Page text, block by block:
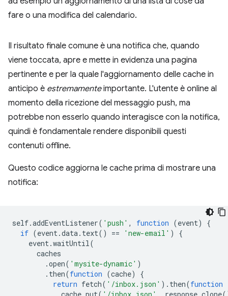
fare o una modifica del calendario.
Il risultato finale comune è una notifica che, quando
viene toccata, apre e mette in evidenza una pagina
pertinente e per la quale l'aggiornamento delle cache in
anticipo è estremamenteimportante. L'utente è online al
momento della ricezione del messaggio push, ma
potrebbe non esserlo quando interagisce con la notifica,
quindi è fondamentale rendere disponibili questi
contenuti offline.
Questo codice aggiorna le cache prima di mostrare una
notifica:
self.addEventListener( 'push' , function (event)
{
if (event.data. text() == 'new-email' )
{
event.waitUntil(
caches
.open( 'mysite-dynamic' )
. then(function (cache)
{
return fetch( '/inbox.json' ). then(function